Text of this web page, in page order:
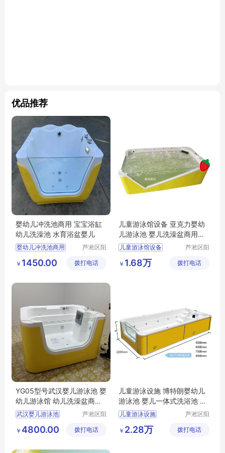
优品推荐
婴幼儿冲洗池商用 宝宝浴缸
幼儿洗澡池 水育浴盆婴儿
婴幼儿冲洗池商用
水育浴盆婴儿
芦淞区阳
童游泳馆
￥ 1450.00 拨打电话
儿童游泳馆设备 亚克力婴幼
儿游泳池 婴儿洗澡盆商用可
定制
儿童游泳馆设备
婴儿洗澡盆商用可定制
芦淞区阳
童游泳馆
￥ 1.68万 拨打电话
YG05型号武汉婴儿游泳池 婴
幼儿游泳馆 幼儿洗澡盆商用
多少钱
武汉婴儿游泳池
婴幼儿洗澡盆商用
芦淞区阳
童游泳馆
￥ 4800.00 拨打电话
儿童游泳设施 博特朗婴幼儿
游泳池 婴儿一体式洗浴池 新
生幼儿游泳桶
儿童游泳设施
婴儿一体式洗浴池
芦淞区阳
童游泳馆
￥ 2.28万 拨打电话